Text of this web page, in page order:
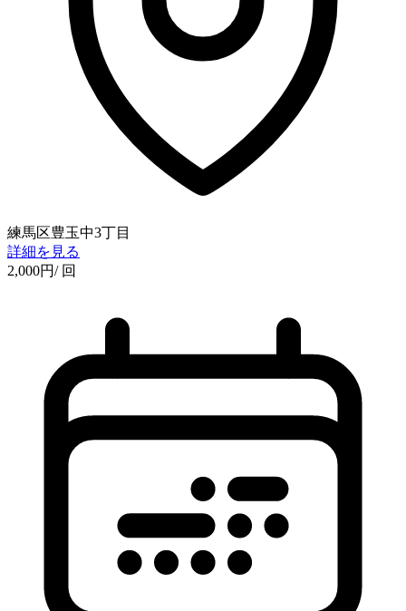
練馬区豊玉中3丁目
詳細を見る
2,000円/ 回